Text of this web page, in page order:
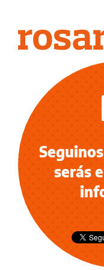
serás